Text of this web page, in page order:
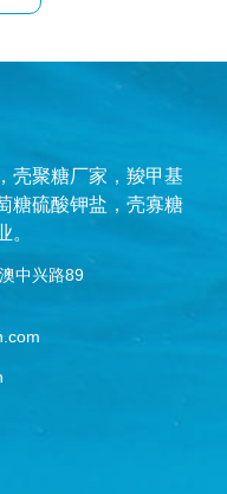
， 壳聚糖厂家 ， 羧甲基
糖硫酸钾盐 ， 壳寡糖
。
中兴路89